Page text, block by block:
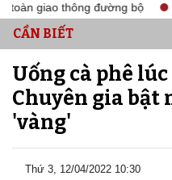
giao thông đường bộ
CẦN BIẾT
Uống cà phê
Chuyên gia bật
'vàng'
Thứ 3, 12/04/2022 10:30